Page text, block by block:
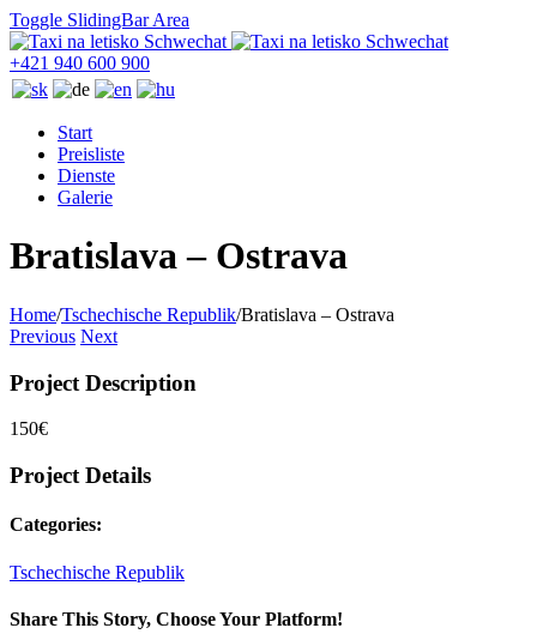
Toggle SlidingBar Area
+421 940 600 900
Start
Preisliste
Dienste
Galerie
Bratislava – Ostrava
Home/Tschechische Republik/Bratislava – Ostrava
Previous Next
Project Description
150€
Project Details
Categories:
Tschechische Republik
Share This Story, Choose Your Platform!